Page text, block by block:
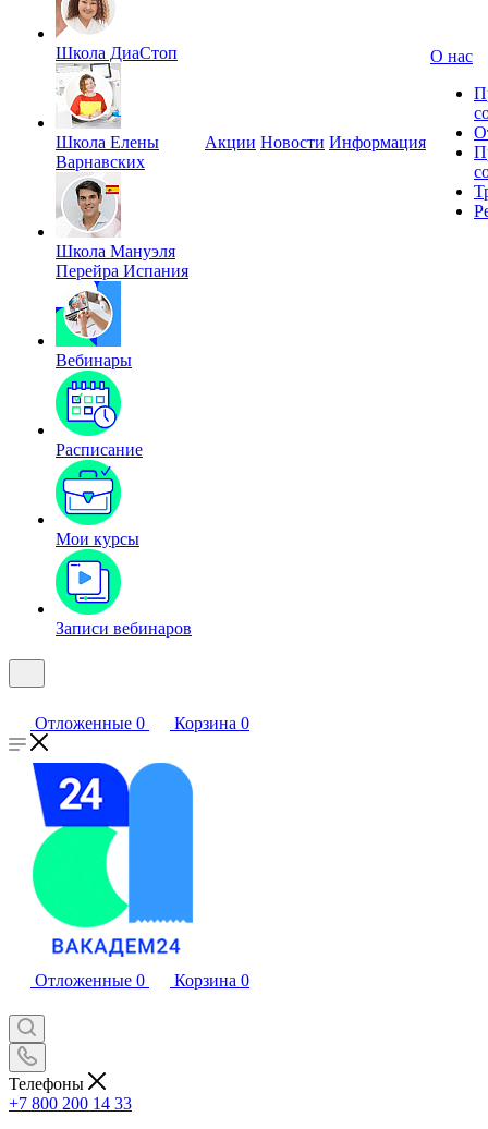
Школа ДиаСтоп
Школа Елены
Варнавских
Школа Мануэля
Перейра Испания
Вебинары
Расписание
Мои курсы
Записи вебинаров
Акции Новости Информация
О нас
Отложенные 0 Корзина 0
Отложенные 0 Корзина 0
Телефоны
+7 800 200 14 33